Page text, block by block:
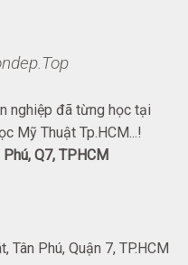
nghiệp đã từng học tại
Mỹ Thuật Tp.HCM...!
Q7, TPHCM
Tân Phú, Quận 7, TP.HCM